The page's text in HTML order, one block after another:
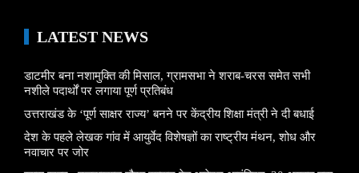
LATEST NEWS
डाटमीर बना नशामुक्ति की मिसाल, ग्रामसभा ने शराब-चरस समेत सभी
नशीले पदार्थों पर लगाया पूर्ण प्रतिबंध
उत्तराखंड के ‘पूर्ण साक्षर राज्य’ बनने पर केंद्रीय शिक्षा मंत्री ने दी बधाई
देश के पहले लेखक गांव में आयुर्वेद विशेषज्ञों का राष्ट्रीय मंथन, शोध और
नवाचार पर जोर